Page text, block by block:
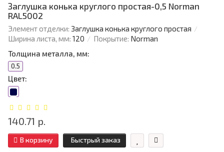
Заглушка конька круглого простая-0,5 Norman
RAL5002
Элемент отделки: Заглушка конька круглого простая
Ширина листа, мм: 120 Покрытие: Norman
Толщина металла, мм:
0.5
Цвет:
140.71 р.
В корзину Быстрый заказ